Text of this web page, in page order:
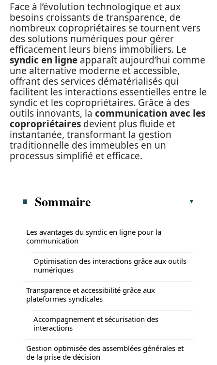
Face à l’évolution technologique et aux
besoins croissants de transparence, de
nombreux copropriétaires se tournent vers
des solutions numériques pour gérer
efficacement leurs biens immobiliers. Le
syndic en ligne apparaît aujourd’hui comme
une alternative moderne et accessible,
offrant des services dématérialisés qui
facilitent les interactions essentielles entre le
syndic et les copropriétaires. Grâce à des
outils innovants, la communication avec les
copropriétaires devient plus fluide et
instantanée, transformant la gestion
traditionnelle des immeubles en un
processus simplifié et efficace.
Sommaire
Les avantages du syndic en ligne pour la
communication
Optimisation des interactions grâce aux outils
numériques
Transparence et accessibilité grâce aux
plateformes syndicales
Accompagnement et sécurisation des
interactions
Gestion optimisée des assemblées générales et
de la prise de décision